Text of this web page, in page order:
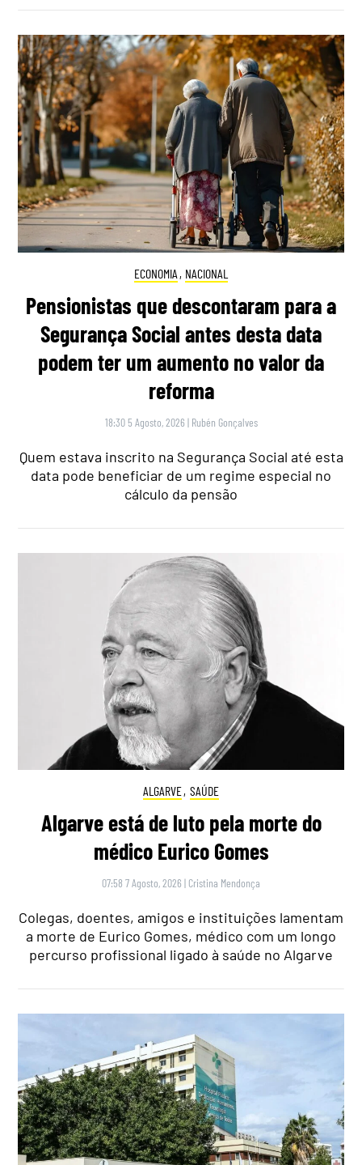
ECONOMIA , NACIONAL
Pensionistas que descontaram para a
Segurança Social antes desta data
podem ter um aumento no valor da
reforma
18:30 5 Agosto, 2026 | Rubén Gonçalves
Quem estava inscrito na Segurança Social até esta
data pode beneficiar de um regime especial no
cálculo da pensão
ALGARVE, SAÚDE
Algarve está de luto pela morte do
médico Eurico Gomes
07:58 7 Agosto, 2026 | Cristina Mendonça
Colegas, doentes, amigos e instituições lamentam
a morte de Eurico Gomes, médico com um longo
percurso profissional ligado à saúde no Algarve